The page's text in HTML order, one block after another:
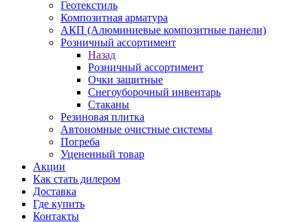
Геотекстиль
Композитная арматура
АКП (Алюминиевые композитные панели)
Розничный ассортимент
Назад
Розничный ассортимент
Очки защитные
Снегоуборочный инвентарь
Стаканы
Резиновая плитка
Автономные очистные системы
Погреба
Уцененный товар
Акции
Как стать дилером
Доставка
Где купить
Контакты